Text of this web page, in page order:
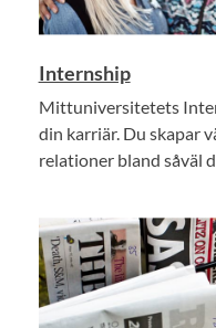
Internship
Mittuniversitetets
din karriär. Du skapar
relationer bland såväl